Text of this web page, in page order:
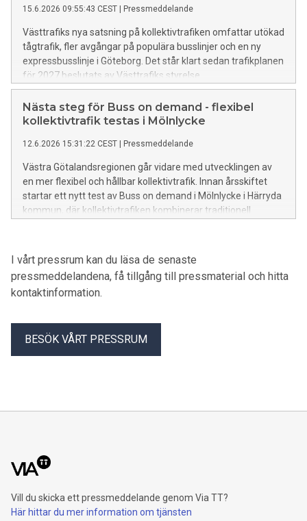
15.6.2026 09:55:43 CEST | Pressmeddelande
Västtrafiks nya satsning på kollektivtrafiken omfattar utökad
tågtrafik, fler avgångar på populära busslinjer och en ny
expressbusslinje i Göteborg. Det står klart sedan trafikplanen
för 2027 beslutats av Västtrafiks styrelse.
Nästa steg för Buss on demand - flexibel
kollektivtrafik testas i Mölnlycke
12.6.2026 15:31:22 CEST | Pressmeddelande
Västra Götalandsregionen går vidare med utvecklingen av
en mer flexibel och hållbar kollektivtrafik. Innan årsskiftet
startar ett nytt test av Buss on demand i Mölnlycke i Härryda
kommun, där kollektivtrafiken kombinerar traditionell
I vårt pressrum kan du läsa de senaste
pressmeddelandena, få tillgång till pressmaterial och hitta
kontaktinformation.
BESÖK VÅRT PRESSRUM
Vill du skicka ett pressmeddelande genom Via TT?
Här hittar du mer information om tjänsten